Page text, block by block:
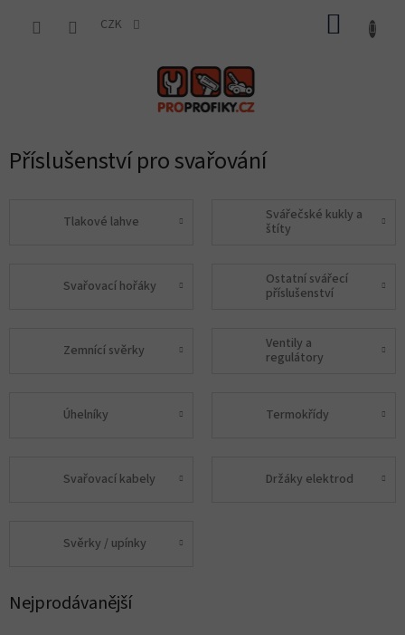
CZK
Příslušenství pro svařování
Tlakové lahve
Svářečské kukly a
štíty
Svařovací hořáky
Ostatní svářecí
příslušenství
Zemnící svěrky
Ventily a
regulátory
Úhelníky Termokřídy
Svařovací kabely Držáky elektrod
Svěrky / upínky
Nejprodávanější